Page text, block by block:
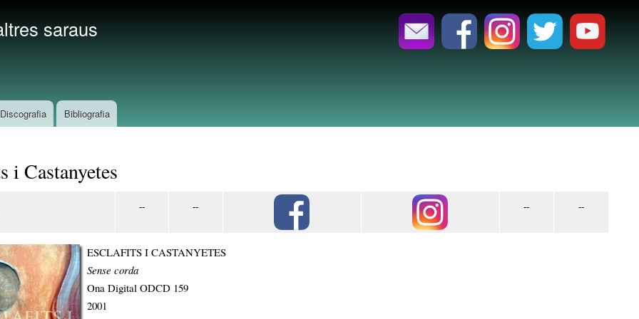
saraus
Discografia Bibliografia
i Castanyetes
-- -- -- --
ESCLAFITS I CASTANYETES
Sense corda
Ona Digital ODCD 159
2001